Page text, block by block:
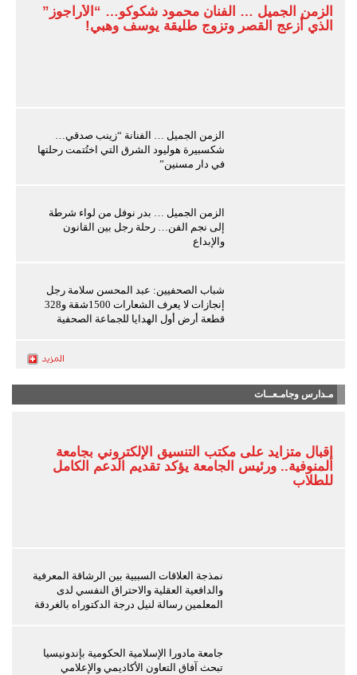
الزمن الجميل … الفنان محمود شكوكو… “الأراجوز”
الذي أزعج القصر وتزوج طليقة يوسف وهبي!
الزمن الجميل … الفنانة “زينب صدقي…
شكسبيرة هوليود الشرق التي اختُتمت رحلتها
في دار مسنين”
الزمن الجميل … بدر نوفل من لواء شرطة
إلى نجم الفن… رحلة رجل بين القانون
والإبداع
شباب الصحفيين: عبد المحسن سلامة رجل
إنجازات لا يعرف الشعارات 1500شقة و328
قطعة أرض أول الهدايا للجماعة الصحفية
مـدارس وجامـعــات
إقبال متزايد على مكتب التنسيق الإلكتروني بجامعة
المنوفية.. ورئيس الجامعة يؤكد تقديم الدعم الكامل
للطلاب
نمذجة العلاقات السببية بين الرشاقة المعرفية
والدافعية العقلية والاحتراق النفسي لدى
المعلمين رسالة لنيل درجة الدكتوراه بالغردقة
جامعة مادورا الإسلامية الحكومية بإندونيسيا
تبحث آفاق التعاون الأكاديمي والإعلامي